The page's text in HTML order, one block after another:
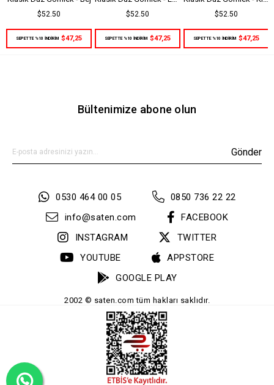
$52.50
SEPETTE %10 İNDİRİM $47,25
$52.50
SEPETTE %10 İNDİRİM $47,25
$52.50
SEPETTE %10 İNDİRİM $47,25
Bültenimize abone olun
Gönder
0530 464 00 05
0850 736 22 22
info@saten.com
FACEBOOK
INSTAGRAM
TWITTER
YOUTUBE
APPSTORE
GOOGLE PLAY
2002 © saten.com tüm hakları saklıdır.